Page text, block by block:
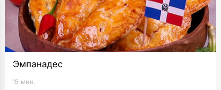
Эмпанадес
15 мин.